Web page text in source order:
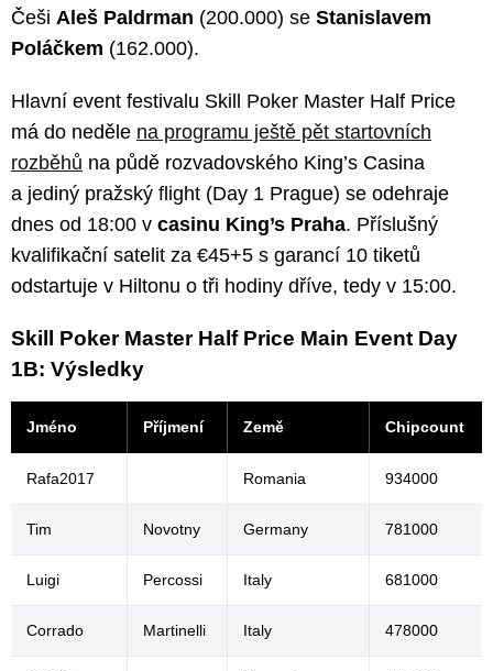
Češi Aleš Paldrman (200.000) se Stanislavem
Poláčkem (162.000).
Hlavní event festivalu Skill Poker Master Half Price
má do neděle na programu ještě pět startovních
rozběhů na půdě rozvadovského King’s Casina
a jediný pražský flight (Day 1 Prague) se odehraje
dnes od 18:00 v casinu King’s Praha. Příslušný
kvalifikační satelit za €45+5 s garancí 10 tiketů
odstartuje v Hiltonu o tři hodiny dříve, tedy v 15:00.
Skill Poker Master Half Price Main Event Day
1B: Výsledky
Jméno Příjmení Země Chipcount
Rafa2017 Romania 934000
Tim Novotny Germany 781000
Luigi Percossi Italy 681000
Corrado Martinelli Italy 478000